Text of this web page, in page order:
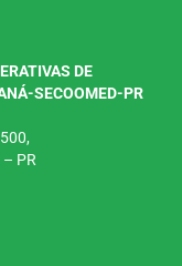
DE
SECOOMED-PR
PR